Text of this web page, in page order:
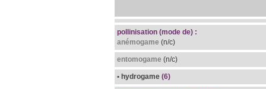
pollinisation (mode de) :
anémogame (n/c)
entomogame (n/c)
• hydrogame (6)